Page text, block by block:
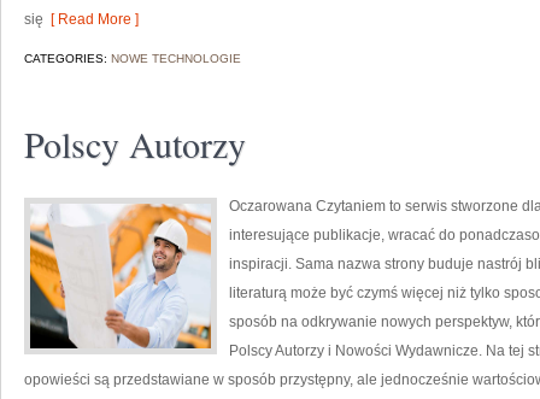
się [ Read More ]
CATEGORIES: NOWE TECHNOLOGIE
Polscy Autorzy
Oczarowana Czytaniem to serwis stworzone
interesujące publikacje, wracać do
inspiracji. Sama nazwa strony buduje nastrój
literaturą może być czymś więcej niż tylko
sposób na odkrywanie nowych perspektyw,
Polscy Autorzy i Nowości Wydawnicze. Na tej
opowieści są przedstawiane w sposób przystępny, ale jednocześnie